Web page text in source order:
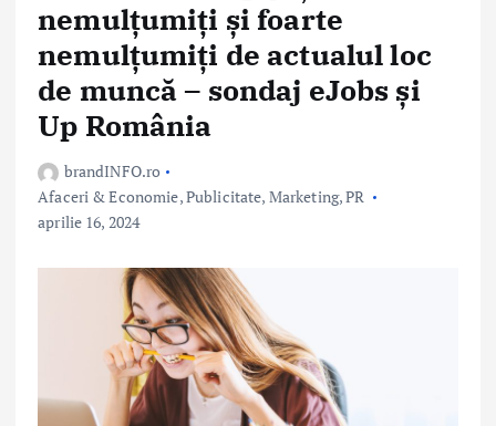
nemulțumiți și foarte
nemulțumiți de actualul loc
de muncă – sondaj eJobs și
Up România
brandINFO.ro
Afaceri & Economie,Publicitate, Marketing, PR
aprilie 16, 2024